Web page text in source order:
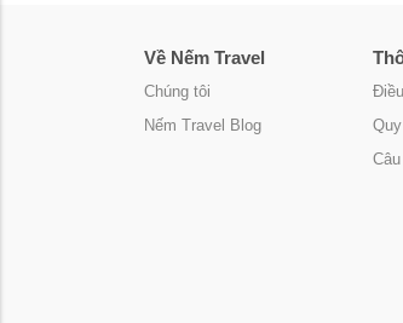
Về Nếm Travel
Chúng tôi
Nếm Travel Blog